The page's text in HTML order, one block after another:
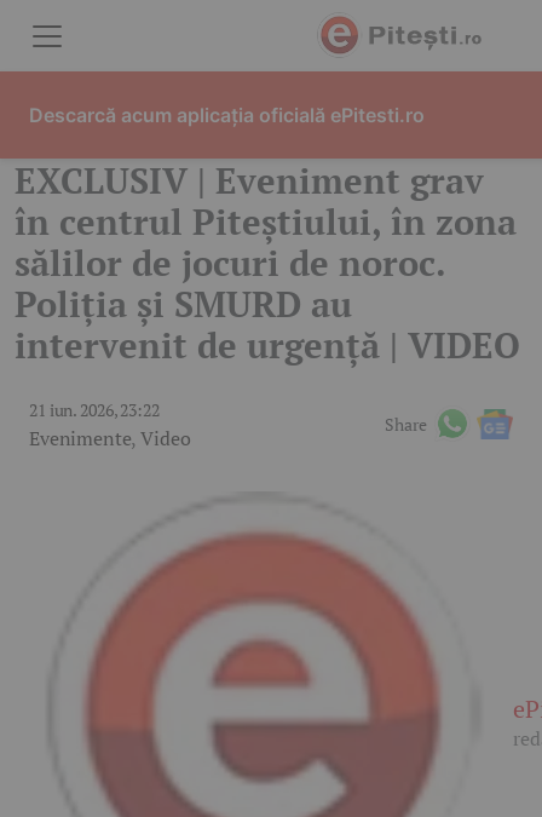
EXCLUSIV | Eveniment grav
în centrul Piteștiului, în zona
sălilor de jocuri de noroc.
Poliția și SMURD au
intervenit de urgență | VIDEO
21 iun. 2026, 23:22
Evenimente,Video
Share
Descarcă acum aplicația oficială ePitesti.ro